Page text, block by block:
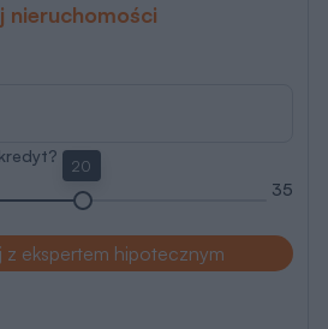
nieruchomości
20
35
z ekspertem hipotecznym